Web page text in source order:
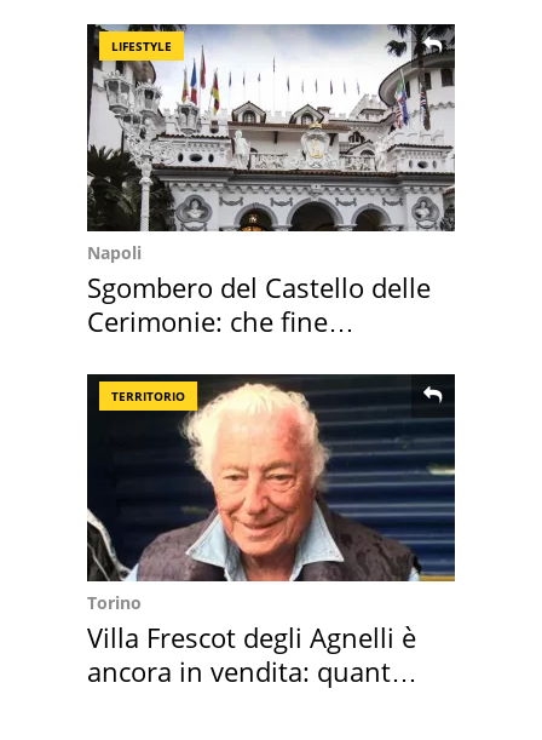
LIFESTYLE
Napoli
Sgombero del Castello delle
Cerimonie: che fine
TERRITORIO
Torino
Villa Frescot degli Agnelli è
ancora in vendita: quanto